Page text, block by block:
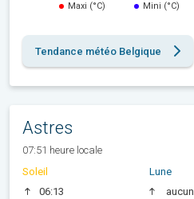
Maxi (°C) Mini (°C)
Tendance météo Belgique
Astres
07:51 heure locale
Soleil
06:13
Lune
aucun